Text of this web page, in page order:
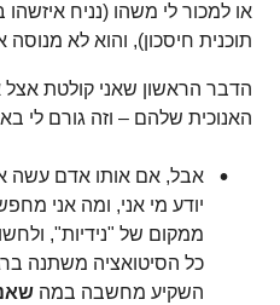
או למכור לי משהו (נניח
תוכנית חיסכון), והוא לא מנוסה
הדבר הראשון שאני קולטת אצל
האנוכית שלהם – וזה גורם לי
אבל, אם אותו אדם עשה
יודע מי אני, ומה אני
ממקום של "נידיות",
כל הסיטואציה משתנה
השקיע מחשבה במה